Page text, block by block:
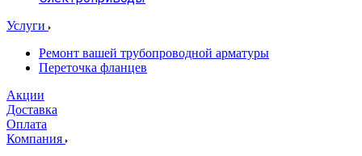
Услуги
Ремонт вашей трубопроводной арматуры
Переточка фланцев
Акции
Доставка
Оплата
Компания